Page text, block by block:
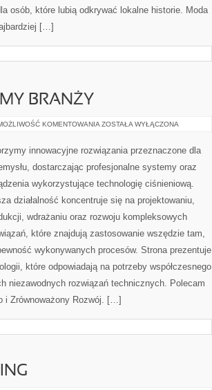
osób, które lubią odkrywać lokalne historie. Moda
[…]
BRANŻY
KOMENTOWANIA WYZWANIA
BRANŻY
ZOSTAŁA WYŁĄCZONA
innowacyjne rozwiązania przeznaczone dla
dostarczając profesjonalne systemy oraz
wykorzystujące technologię ciśnieniową.
działalność koncentruje się na projektowaniu,
wdrażaniu oraz rozwoju kompleksowych
które znajdują zastosowanie wszędzie tam,
wykonywanych procesów. Strona prezentuje
które odpowiadają na potrzeby współczesnego
niezawodnych rozwiązań technicznych. Polecam
i Zrównoważony Rozwój. […]